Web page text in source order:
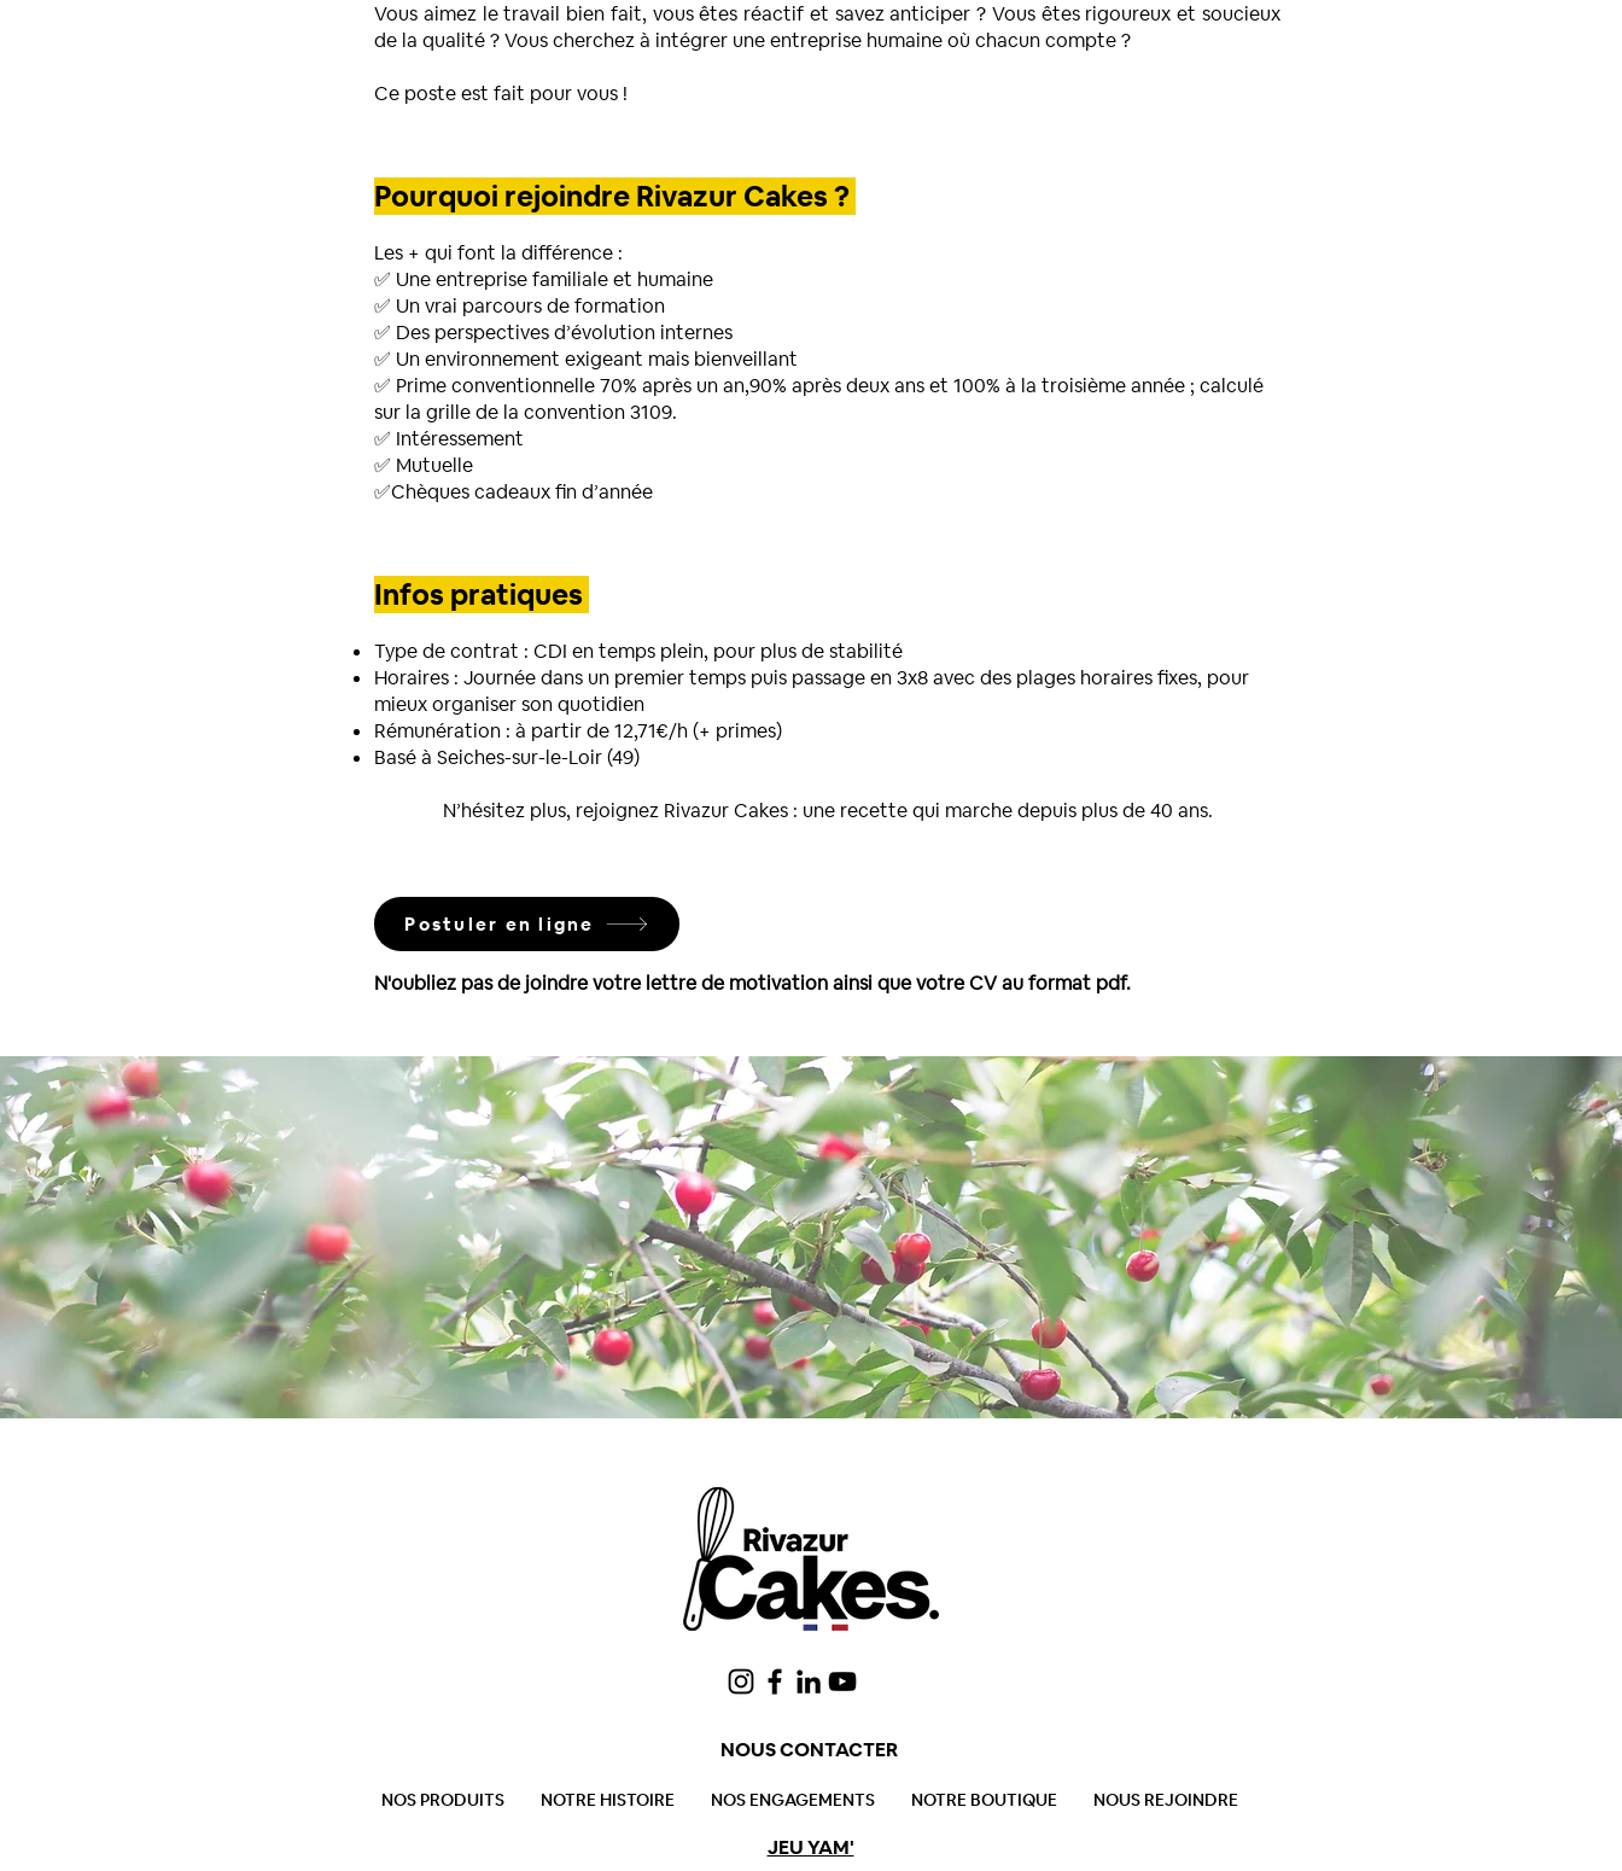
Vous aimez le travail bien fait, vous êtes réactif et savez anticiper ? Vous êtes rigoureux et soucieux
de la qualité ? Vous cherchez à intégrer une entreprise humaine où chacun compte ?
Ce poste est fait pour vous !
Pourquoi rejoindre Rivazur Cakes ?
Les + qui font la différence :
✅ Une entreprise familiale et humaine
✅ Un vrai parcours de formation
✅ Des perspectives d’évolution internes
✅ Un environnement exigeant mais bienveillant
✅ Prime conventionnelle 70% après un an,90% après deux ans et 100% à la troisième année ; calculé
sur la grille de la convention 3109.
✅ Intéressement
✅ Mutuelle
✅Chèques cadeaux fin d’année
Infos pratiques
Type de contrat : CDI en temps plein, pour plus de stabilité
Horaires : Journée dans un premier temps puis passage en 3x8 avec des plages horaires fixes, pour
mieux organiser son quotidien
Rémunération : à partir de 12,71€/h (+ primes)
Basé à Seiches-sur-le-Loir (49)
N’hésitez plus, rejoignez Rivazur Cakes : une recette qui marche depuis plus de 40 ans.
Postuler en ligne
N'oubliez pas de joindre votre lettre de motivation ainsi que votre CV au format pdf.
NOUS CONTACTER
NOS PRODUITS NOTRE HISTOIRE NOS ENGAGEMENTS NOTRE BOUTIQUE NOUS REJOINDRE
JEU YAM'